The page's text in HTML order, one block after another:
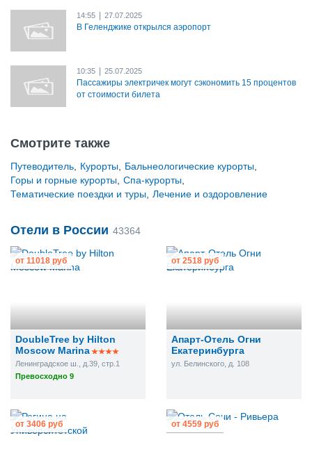
14:55 27.07.2025
В Геленджике открылся аэропорт
10:35 25.07.2025
Пассажиры электричек могут сэкономить 15 процентов
от стоимости билета
Смотрите также
Путеводитель Курорты Бальнеологические курорты
Горы и горные курорты Спа-курорты
Тематические поездки и туры Лечение и оздоровление
Отели в России 43364
DoubleTree by Hilton
Moscow Marina
Ленинградское ш., д.39, стр.1
Превосходно 9
от 11018 руб
Апарт-Отель Огни
Екатеринбурга
ул. Белинского, д. 108
от 2518 руб
от 3406 руб от 4559 руб